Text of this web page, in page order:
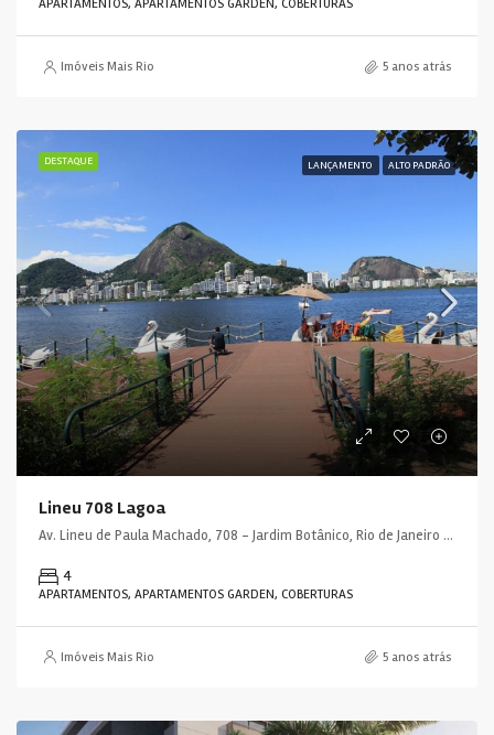
APARTAMENTOS, APARTAMENTOS GARDEN, COBERTURAS
Imóveis Mais Rio 5 anos atrás
DESTAQUE LANÇAMENTO ALTO PADRÃO
Lineu 708 Lagoa
Av. Lineu de Paula Machado, 708 - Jardim Botânico, Rio de Janeiro - RJ, 22470-040, Brasil
4
APARTAMENTOS, APARTAMENTOS GARDEN, COBERTURAS
Imóveis Mais Rio 5 anos atrás